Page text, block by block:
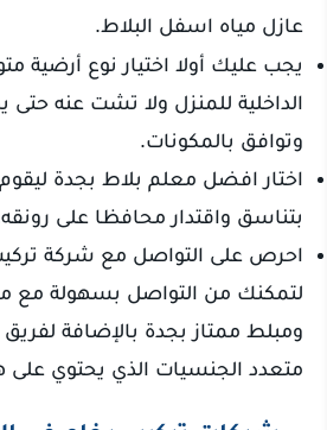
عازل مياه اسفل البلاط.
يجب عليك أولا اختيار نوع أرضية
الداخلية للمنزل ولا تشت عنه
وتوافق بالمكونات.
اختار افضل معلم بلاط بجدة ليقوم
بتناسق واقتدار محافظا على
احرص على التواصل مع شركة
لتمكنك من التواصل بسهولة مع
ومبلط ممتاز بجدة بالإضافة لفريق
متعدد الجنسيات الذي يحتوي على